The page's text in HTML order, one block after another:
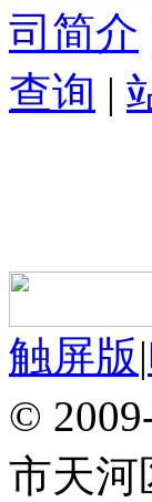
司简介
查询 |
触屏版|
©
市天河